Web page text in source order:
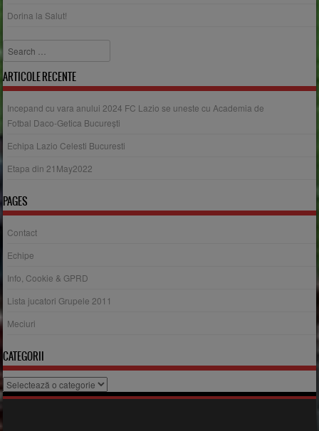
Dorina la Salut!
Search
ARTICOLE RECENTE
Incepand cu vara anului 2024 FC Lazio se uneste cu Academia de
Fotbal Daco-Getica București
Echipa Lazio Celesti Bucuresti
Etapa din 21May2022
PAGES
Contact
Echipe
Info, Cookie & GPRD
Lista jucatori Grupele 2011
Meciuri
CATEGORII
Categorii